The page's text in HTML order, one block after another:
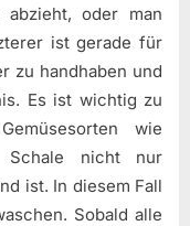
oder man
ist gerade für
zu handhaben und
Es ist wichtig zu
wie
Schale nicht nur
ist. In diesem Fall
Sobald alle